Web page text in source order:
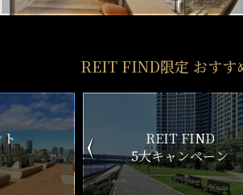
REIT FIND限定 おすす
ン
リアルタイム
更新一覧チェック